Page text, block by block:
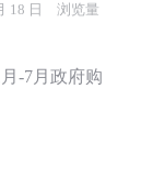
18 日
浏览量
-7月政府购